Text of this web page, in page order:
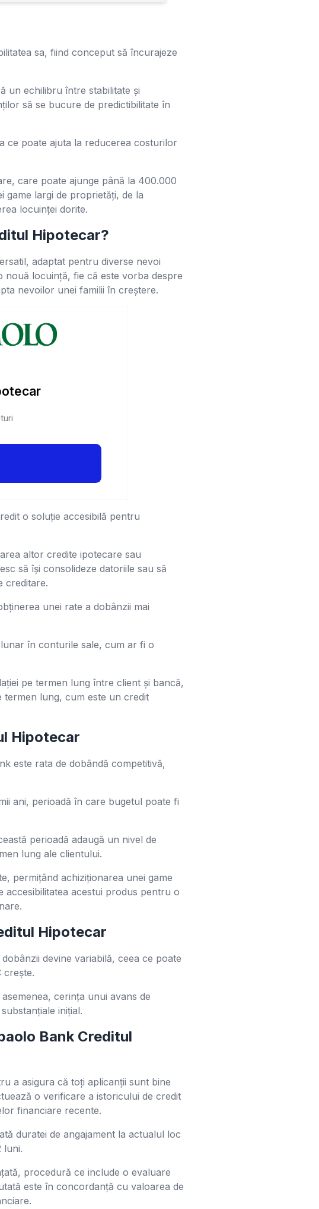
sa, fiind conceput să încurajeze
un echilibru între stabilitate și
să se bucure de predictibilitate în
ce poate ajuta la reducerea costurilor
care poate ajunge până la 400.000
game largi de proprietăți, de la
locuinței dorite.
Hipotecar?
adaptat pentru diverse nevoi
nouă locuință, fie că este vorba despre
nevoilor unei familii în creștere.
o soluție accesibilă pentru
altor credite ipotecare sau
să își consolideze datoriile sau să
creditare.
unei rate a dobânzii mai
în conturile sale, cum ar fi o
pe termen lung între client și bancă,
termen lung, cum este un credit
Hipotecar
este rata de dobândă competitivă,
ani, perioadă în care bugetul poate fi
perioadă adaugă un nivel de
lung ale clientului.
permițând achiziționarea unei game
accesibilitatea acestui produs pentru o
Hipotecar
devine variabilă, ceea ce poate
crește.
cerința unui avans de
inițial.
Bank Creditul
a asigura că toți aplicanții sunt bine
o verificare a istoricului de credit
financiare recente.
duratei de angajament la actualul loc
luni.
procedură ce include o evaluare
este în concordanță cu valoarea de